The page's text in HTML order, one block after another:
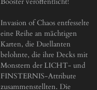
Invasion of Chaos entfesselte
eine Reihe an mächtigen
Karten, die Duellanten
belohnte, die ihre Decks mit
Monstern der LICHT- und
FINSTERNIS-Attribute
zusammenstellten. Die